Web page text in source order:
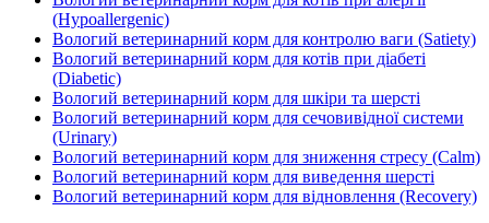
(Hypoallergenic)
Вологий ветеринарний корм для контролю ваги (Satiety)
Вологий ветеринарний корм для котів при діабеті
(Diabetic)
Вологий ветеринарний корм для шкіри та шерсті
Вологий ветеринарний корм для сечовивідної системи
(Urinary)
Вологий ветеринарний корм для зниження стресу (Calm)
Вологий ветеринарний корм для виведення шерсті
Вологий ветеринарний корм для відновлення (Recovery)